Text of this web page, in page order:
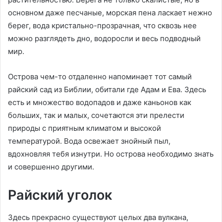
основном даже песчаные, морская пена ласкает нежно
берег, вода кристально-прозрачная, что сквозь нее
можно разглядеть дно, водоросли и весь подводный
мир.
Острова чем-то отдаленно напоминает тот самый
райский сад из Библии, обитали где Адам и Ева. Здесь
есть и множество водопадов и даже каньонов как
больших, так и малых, сочетаются эти прелести
природы с приятным климатом и высокой
температурой. Вода освежает знойный пыл,
вдохновляя тебя изнутри. Но острова необходимо знать
и совершенно другими.
Райский уголок
Здесь прекрасно существуют целых два вулкана,